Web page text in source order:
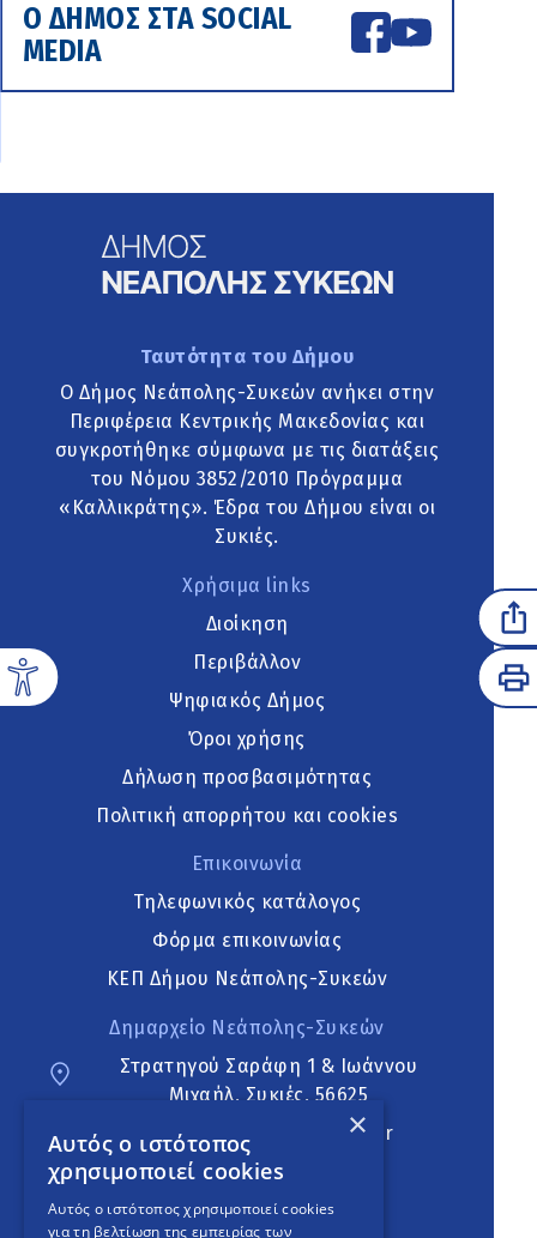
Ο ΔΗΜΟΣ ΣΤΑ SOCIAL
MEDIA
Ταυτότητα του Δήμου
Ο Δήμος Νεάπολης-Συκεών ανήκει στην
Περιφέρεια Κεντρικής Μακεδονίας και
συγκροτήθηκε σύμφωνα με τις διατάξεις
του Νόμου 3852/2010 Πρόγραμμα
«Καλλικράτης». Έδρα του Δήμου είναι οι
Συκιές.
Χρήσιμα links
Διοίκηση
Περιβάλλον
Ψηφιακός Δήμος
Όροι χρήσης
Δήλωση προσβασιμότητας
Πολιτική απορρήτου και cookies
Επικοινωνία
Τηλεφωνικός κατάλογος
Φόρμα επικοινωνίας
ΚΕΠ Δήμου Νεάπολης-Συκεών
Δημαρχείο Νεάπολης-Συκεών
Στρατηγού Σαράφη 1 & Ιωάννου
Μιχαήλ, Συκιές, 56625
neapoli.sykies@ddt.gov.gr
Ακολουθήστε
×
Αυτός ο ιστότοπος
χρησιμοποιεί cookies
Αυτός ο ιστότοπος χρησιμοποιεί cookies
για τη βελτίωση της εμπειρίας των